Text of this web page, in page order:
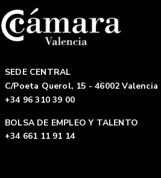
SEDE CENTRAL
C/Poeta Querol, 15 - 46002 Valencia
+34 96 310 39 00
BOLSA DE EMPLEO Y TALENTO
+34 661 11 91 14